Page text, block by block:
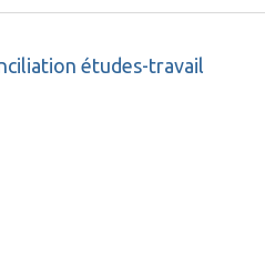
études-travail